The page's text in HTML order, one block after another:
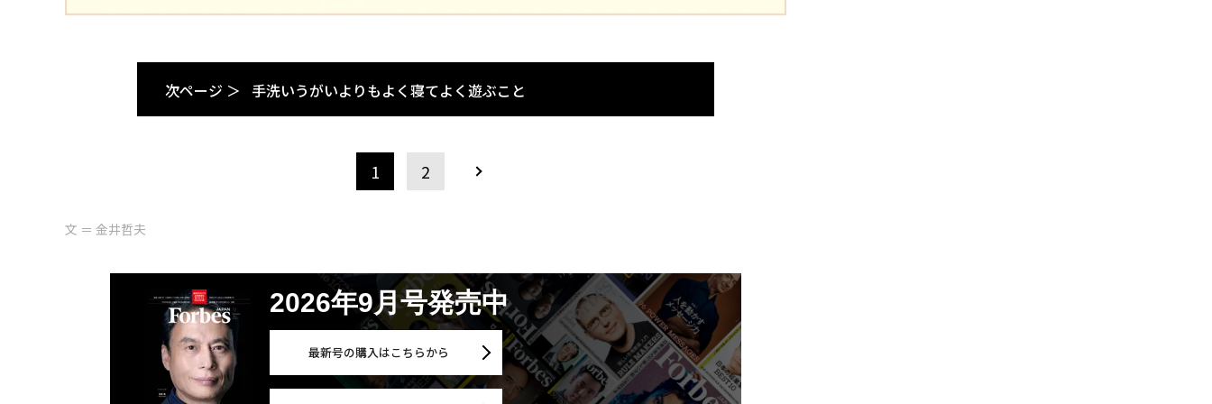
次ページ ＞ 手洗いうがいよりもよく寝てよく遊ぶこと
1 2
文 ＝ 金井哲夫
2026年9月号発売中
最新号の購入はこちらから